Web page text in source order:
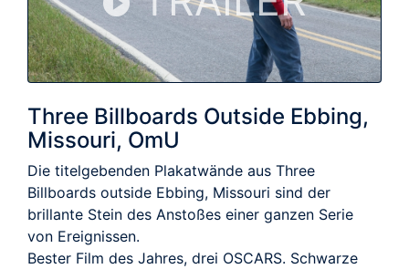
Three Billboards Outside Ebbing,
Missouri, OmU
Die titelgebenden Plakatwände aus Three
Billboards outside Ebbing, Missouri sind der
brillante Stein des Anstoßes einer ganzen Serie
von Ereignissen.
Bester Film des Jahres, drei OSCARS. Schwarze